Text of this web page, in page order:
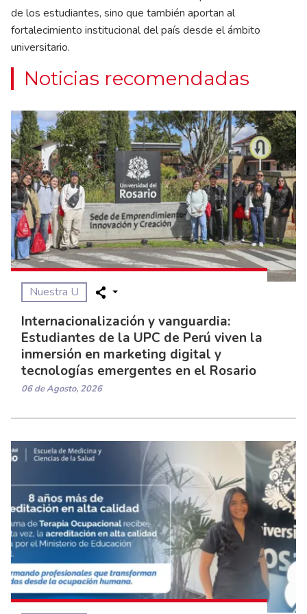
de los estudiantes, sino que también aportan al
fortalecimiento institucional del país desde el ámbito
universitario.
Noticias recomendadas
Nuestra U
Internacionalización y vanguardia:
Estudiantes de la UPC de Perú viven la
inmersión en marketing digital y
tecnologías emergentes en el Rosario
06 de Agosto, 2026